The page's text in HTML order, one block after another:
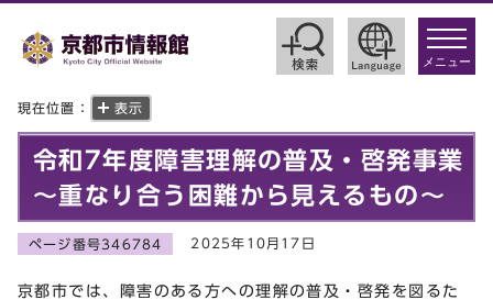
toggle
メニュー
現在位置： 表示
令和7年度障害理解の普及・啓発事業
～重なり合う困難から見えるもの～
ページ番号346784 2025年10月17日
京都市では、障害のある方への理解の普及・啓発を図るた